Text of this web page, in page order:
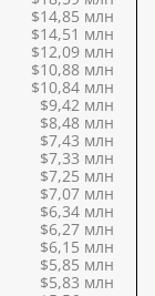
$14,85 млн
$14,51 млн
$12,09 млн
$10,88 млн
$10,84 млн
$9,42 млн
$8,48 млн
$7,43 млн
$7,33 млн
$7,25 млн
$7,07 млн
$6,34 млн
$6,27 млн
$6,15 млн
$5,85 млн
$5,83 млн